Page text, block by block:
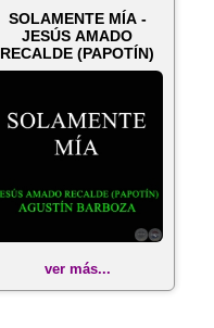
SOLAMENTE MÍA -
JESÚS AMADO
RECALDE (PAPOTÍN)
ver más...